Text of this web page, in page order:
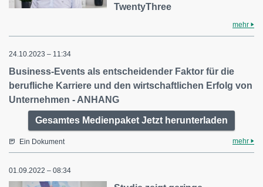
TwentyThree
mehr
24.10.2023 – 11:34
Business-Events als entscheidender Faktor für die
berufliche Karriere und den wirtschaftlichen Erfolg von
Unternehmen - ANHANG
Gesamtes Medienpaket Jetzt herunterladen
Ein Dokument mehr
01.09.2022 – 08:34